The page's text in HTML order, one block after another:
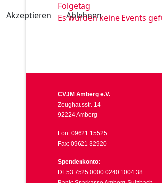
Folgetag
Es wurden keine Events
CVJM Amberg e.V.
Zeughausstr. 14
92224 Amberg
Fon: 09621 15525
Fax: 09621 32920
Spendenkonto:
DE53 7525 0000 0240 1004 38
Akzeptieren
Ablehnen